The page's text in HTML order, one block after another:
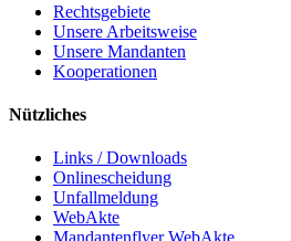
Rechtsgebiete
Unsere Arbeitsweise
Unsere Mandanten
Kooperationen
Nützliches
Links / Downloads
Onlinescheidung
Unfallmeldung
WebAkte